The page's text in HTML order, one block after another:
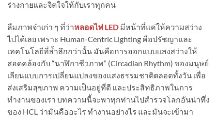
ร่างกายและจิตใจให้กับเราทุกคน
ลืมภาพจำเก่า ๆ ที่ว่าหลอดไฟ LED มีหน้าที่แค่ให้ความสว่าง
ไปได้เลย เพราะ Human-Centric Lighting คือปรัชญาและ
เทคโนโลยีที่ล้ำลึกกว่านั้น มันคือการออกแบบแสงสว่างให้
สอดคล้องกับ “นาฬิกาชีวภาพ” (Circadian Rhythm) ของมนุษย์
เลียนแบบการเปลี่ยนแปลงของแสงธรรมชาติตลอดทั้งวัน เพื่อ
ส่งเสริมสุขภาพ ความเป็นอยู่ที่ดี และประสิทธิภาพในการ
ทำงานของเรา บทความนี้จะพาทุกท่านไปสำรวจโลกอันน่าทึ่ง
ของ HCL ว่ามันคืออะไร ทำงานอย่างไร และมันจะเข้ามา